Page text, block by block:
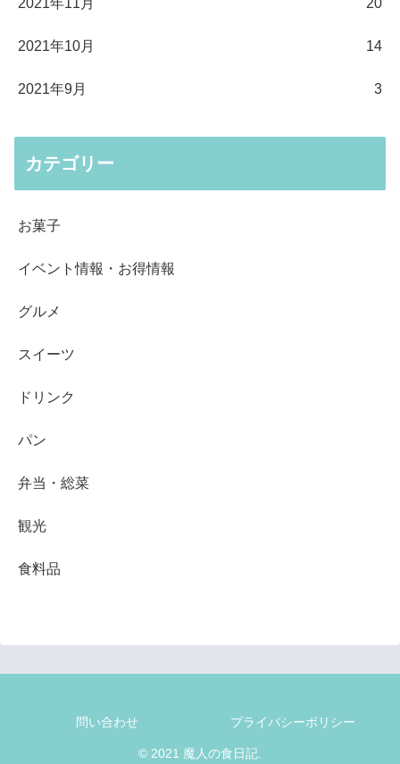
2021年11月 20
2021年10月 14
2021年9月 3
カテゴリー
お菓子
イベント情報・お得情報
グルメ
スイーツ
ドリンク
パン
弁当・総菜
観光
食料品
問い合わせ プライバシーポリシー
© 2021 魔人の食日記.